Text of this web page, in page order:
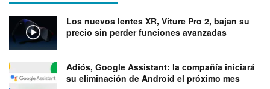
Los nuevos lentes XR, Viture Pro 2, bajan su
precio sin perder funciones avanzadas
Adiós, Google Assistant: la compañía iniciará
su eliminación de Android el próximo mes